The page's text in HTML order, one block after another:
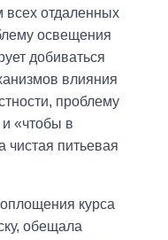
отдаленных
освещения
добиваться
влияния
проблему
«чтобы в
чистая питьевая
курса
обещала